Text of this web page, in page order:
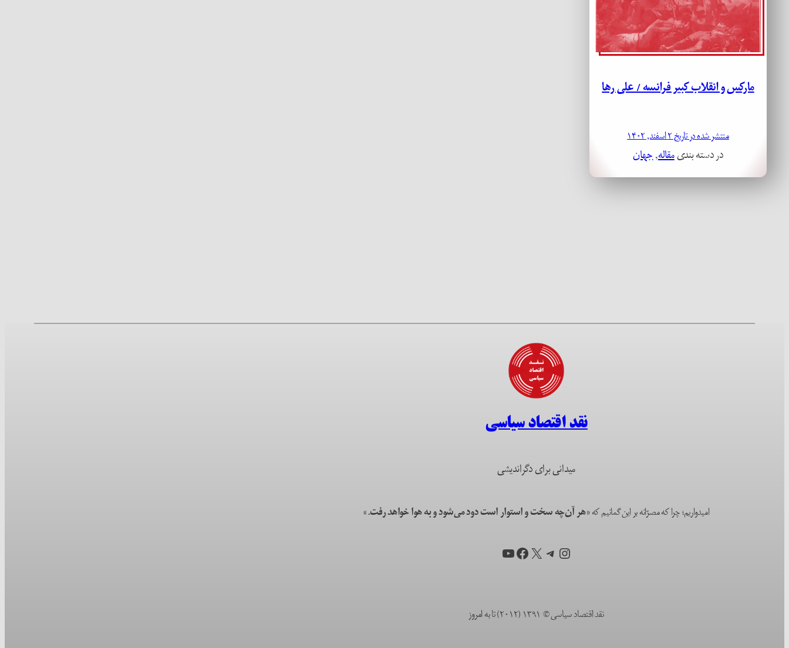
مارکس و انقلاب کبیر فرانسه / علی رها
منتشر شده در تاریخ ۲ اسفند, ۱۴۰۲
در دسته بندیمقاله, جهان
نقد اقتصاد سیاسی
میدانی برای دگراندیشی
امیدواریم؛ چرا که مصرّانه بر این گمانیم که«هر آن‌چه سخت و استوار است دود می‌شود و به هوا خواهد رفت.»
اینستاگرم
تلگرام
X فیس‌بوک
یوتیوب
نقد اقتصاد سیاسی © ۱۳۹۱ (۲۰۱۲) تا به امروز